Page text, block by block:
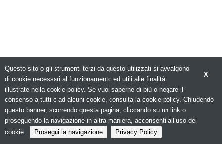
X
Questo sito o gli strumenti terzi da questo utilizzati si avvalgono
di cookie necessari al funzionamento ed utili alle finalità
illustrate nella cookie policy. Se vuoi saperne di più o negare il
consenso a tutti o ad alcuni cookie, consulta la cookie policy. Chiudendo
questo banner, scorrendo questa pagina, cliccando su un link o
proseguendo la navigazione in altra maniera, acconsenti all’uso dei
cookie.
Prosegui la navigazione Privacy Policy